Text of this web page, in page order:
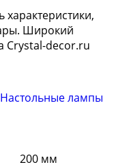
Широкий
Crystal-decor.ru
Настольные лампы
200 мм